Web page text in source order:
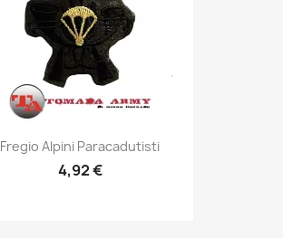
Anteprima
Fregio Alpini Paracadutisti
4,92 €